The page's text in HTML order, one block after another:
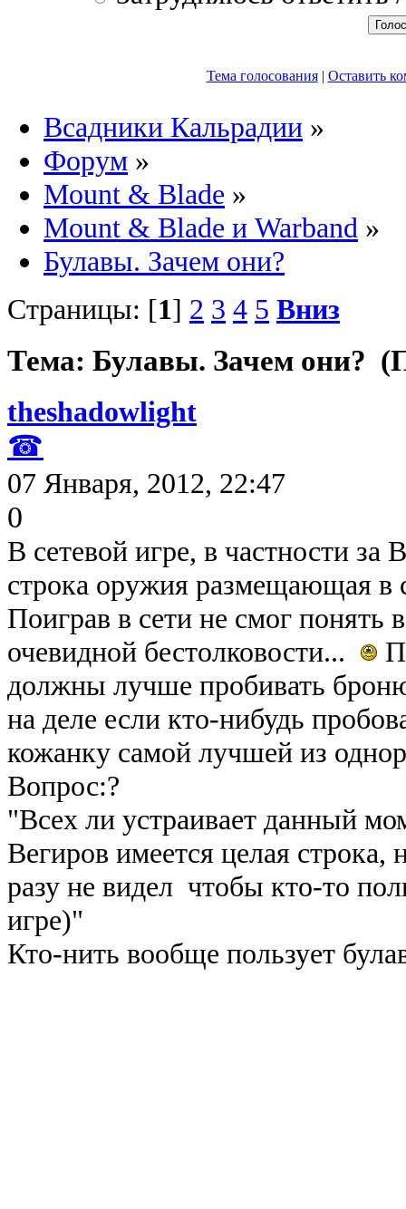
Тема голосования| Оставить
Всадники Кальрадии »
Форум »
Mount & Blade »
Mount & Blade и Warband »
Булавы. Зачем они?
Страницы: [1] 2 3 4 5 Вниз
Тема: Булавы. Зачем они?
theshadowlight
☎
07 Января, 2012, 22:47
0
В сетевой игре, в частности за
строка оружия размещающая в
Поиграв в сети не смог понять
очевидной бестолковости...
должны лучше пробивать
на деле если кто-нибудь
кожанку самой лучшей из
Вопрос:?
"Всех ли устраивает данный
Вегиров имеется целая
разу не видел чтобы кто-то
игре)"
Кто-нить вообще пользует